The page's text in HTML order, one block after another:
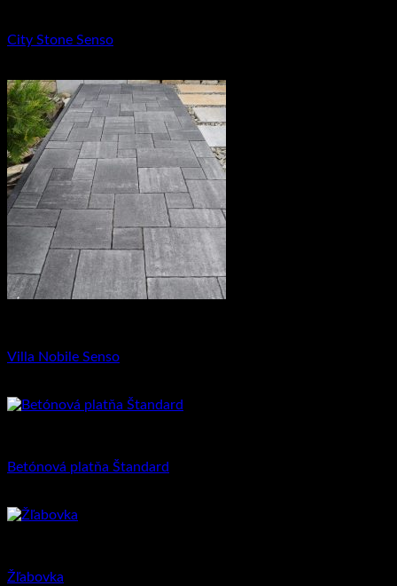
City Stone Senso
Villa Nobile Senso
Betónová platňa Štandard
Žľabovka